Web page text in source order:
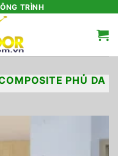
TRÌNH
PHỦ DA